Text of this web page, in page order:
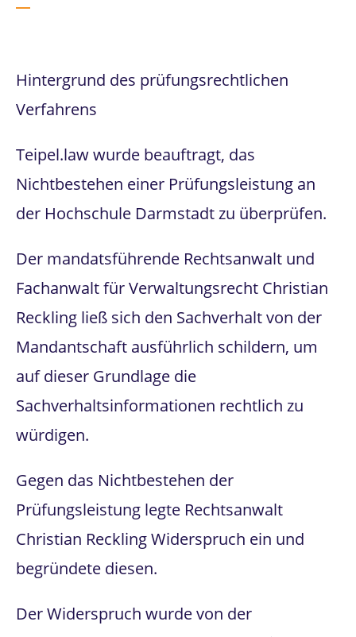
Hintergrund des prüfungsrechtlichen
Verfahrens
Teipel.law wurde beauftragt, das
Nichtbestehen einer Prüfungsleistung an
der Hochschule Darmstadt zu überprüfen.
Der mandatsführende Rechtsanwalt und
Fachanwalt für Verwaltungsrecht Christian
Reckling ließ sich den Sachverhalt von der
Mandantschaft ausführlich schildern, um
auf dieser Grundlage die
Sachverhaltsinformationen rechtlich zu
würdigen.
Gegen das Nichtbestehen der
Prüfungsleistung legte Rechtsanwalt
Christian Reckling Widerspruch ein und
begründete diesen.
Der Widerspruch wurde von der